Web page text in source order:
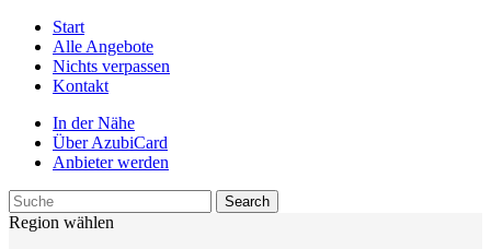
Start
Alle Angebote
Nichts verpassen
Kontakt
In der Nähe
Über AzubiCard
Anbieter werden
Region wählen